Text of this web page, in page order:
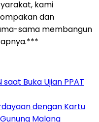
kami
dan
sama membangun
Buka Ujian PPAT
dengan Kartu
Malang